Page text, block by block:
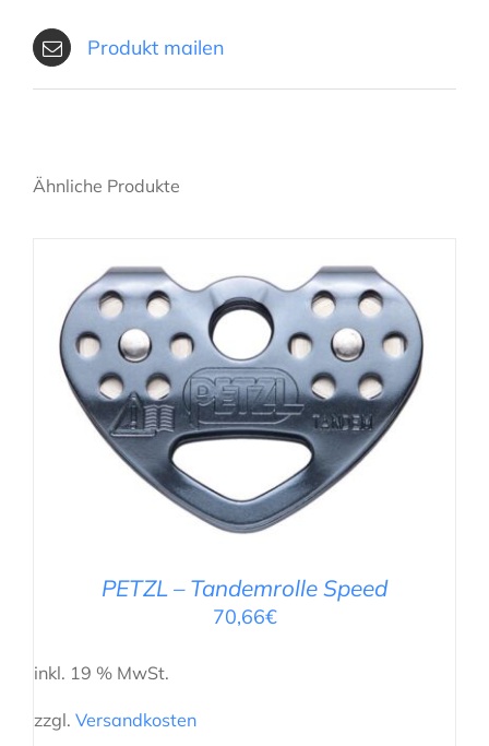
Produkt mailen
Ähnliche Produkte
IN DEN WARENKORB / DETAILS
PETZL – Tandemrolle Speed
70,66€
inkl. 19 % MwSt.
zzgl. Versandkosten